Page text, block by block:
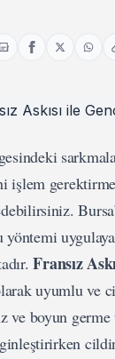
işlem
Fransız
uyumlu ve
ve boyun